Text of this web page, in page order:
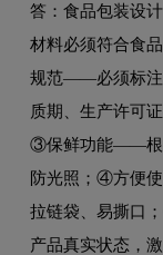
答：食品包装设
材料必须符合食
规范——必须标注
质期、生产许可
③保鲜功能——根
防光照；④方便
拉链袋、易撕口
产品真实状态，